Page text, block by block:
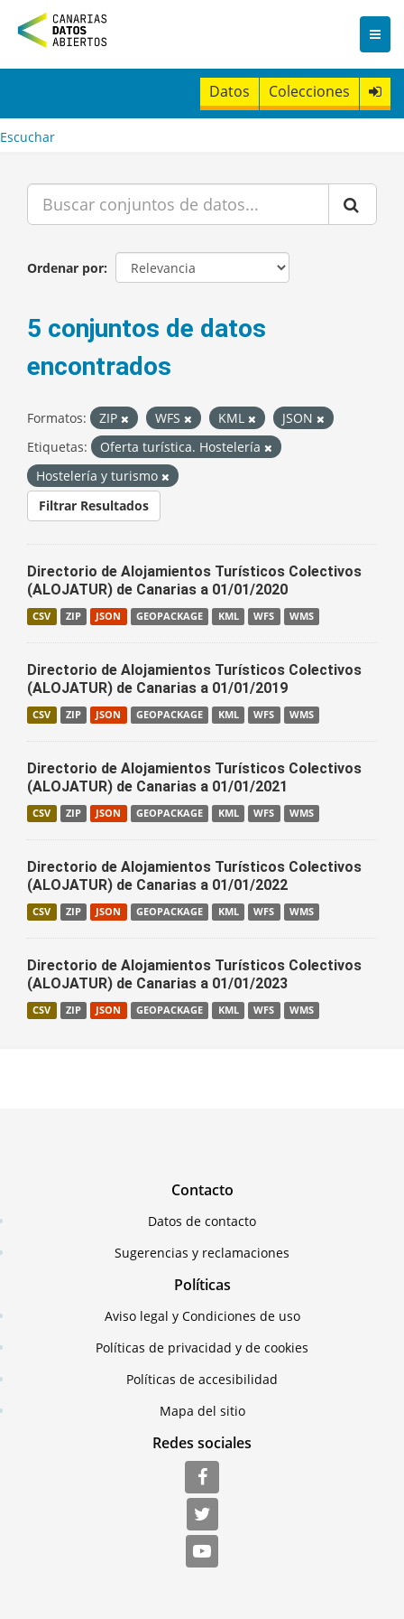
n
t
Datos Colecciones
Escuchar
Ordenar por
5 conjuntos de datos
encontrados
Formatos: ZIP WFS KML
JSON
Etiquetas:
Oferta turística. Hostelería
Hostelería y turismo
Filtrar Resultados
Directorio de Alojamientos Turísticos Colectivos
(ALOJATUR) de Canarias a 01/01/2020
CSV ZIP JSON GEOPACKAGE KML WFS WMS
Directorio de Alojamientos Turísticos Colectivos
(ALOJATUR) de Canarias a 01/01/2019
CSV ZIP JSON GEOPACKAGE KML WFS WMS
Directorio de Alojamientos Turísticos Colectivos
(ALOJATUR) de Canarias a 01/01/2021
CSV ZIP JSON GEOPACKAGE KML WFS WMS
Directorio de Alojamientos Turísticos Colectivos
(ALOJATUR) de Canarias a 01/01/2022
CSV ZIP JSON GEOPACKAGE KML WFS WMS
Directorio de Alojamientos Turísticos Colectivos
(ALOJATUR) de Canarias a 01/01/2023
CSV ZIP JSON GEOPACKAGE KML WFS WMS
Contacto
Datos de contacto
Sugerencias y reclamaciones
Políticas
Aviso legal y Condiciones de uso
Políticas de privacidad y de cookies
Políticas de accesibilidad
Mapa del sitio
Redes sociales